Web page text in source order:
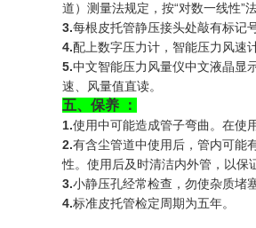
道）测量法规定，按“对数一线性”
3.每根皮托管静压接头处敲有标记
4.配上数字压力计，智能压力风速
5.中文智能压力风量仪中文液晶显
速、风量值直读。
五、保养 ：
1.使用中可能造成管子弯曲。在使
2.有含尘管道中使用后，管内可能
性。使用后及时清洁内外管，以保
3.小静压孔经常检查，勿使杂质堵
4.标准皮托管检定周期为五年。